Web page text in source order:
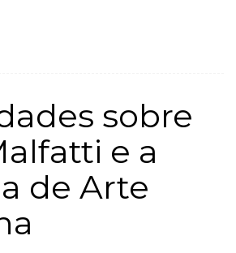
sobre
e a
de Arte